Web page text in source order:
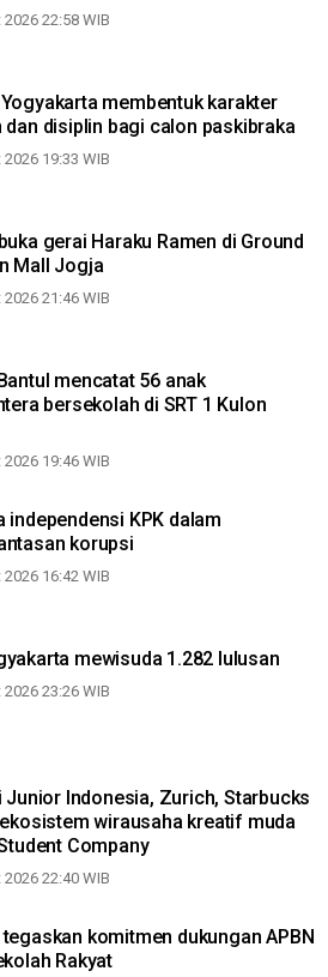
22:58 WIB
membentuk karakter
dan disiplin bagi calon paskibraka
19:33 WIB
gerai Haraku Ramen di Ground
Mall Jogja
21:46 WIB
mencatat 56 anak
bersekolah di SRT 1 Kulon
19:46 WIB
independensi KPK dalam
korupsi
16:42 WIB
mewisuda 1.282 lulusan
23:26 WIB
Junior Indonesia, Zurich, Starbucks
wirausaha kreatif muda
Company
22:40 WIB
komitmen dukungan APBN
Rakyat